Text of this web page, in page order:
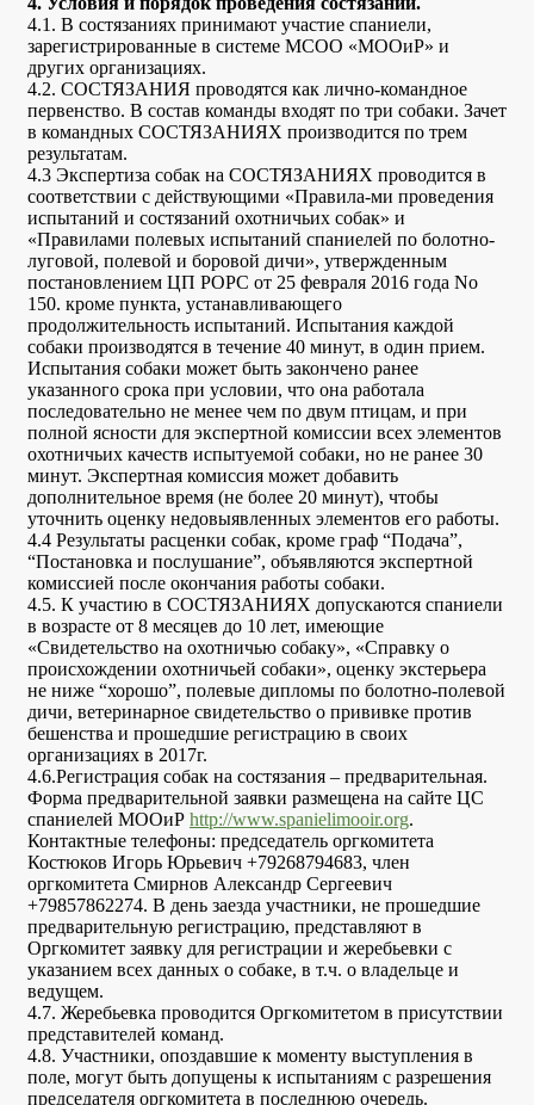
4.1. В состязаниях принимают участие спаниели,
зарегистрированные в системе МСОО «МООиР» и
других организациях.
4.2. СОСТЯЗАНИЯ проводятся как лично-командное
первенство. В состав команды входят по три собаки. Зачет
в командных СОСТЯЗАНИЯХ производится по трем
результатам.
4.3 Экспертиза собак на СОСТЯЗАНИЯХ проводится в
соответствии с действующими «Правила-ми проведения
испытаний и состязаний охотничьих собак» и
«Правилами полевых испытаний спаниелей по болотно-
луговой, полевой и боровой дичи», утвержденным
постановлением ЦП РОРС от 25 февраля 2016 года No
150. кроме пункта, устанавливающего
продолжительность испытаний. Испытания каждой
собаки производятся в течение 40 минут, в один прием.
Испытания собаки может быть закончено ранее
указанного срока при условии, что она работала
последовательно не менее чем по двум птицам, и при
полной ясности для экспертной комиссии всех элементов
охотничьих качеств испытуемой собаки, но не ранее 30
минут. Экспертная комиссия может добавить
дополнительное время (не более 20 минут), чтобы
уточнить оценку недовыявленных элементов его работы.
4.4 Результаты расценки собак, кроме граф “Подача”,
“Постановка и послушание”, объявляются экспертной
комиссией после окончания работы собаки.
4.5. К участию в СОСТЯЗАНИЯХ допускаются спаниели
в возрасте от 8 месяцев до 10 лет, имеющие
«Свидетельство на охотничью собаку», «Справку о
происхождении охотничьей собаки», оценку экстерьера
не ниже “хорошо”, полевые дипломы по болотно-полевой
дичи, ветеринарное свидетельство о прививке против
бешенства и прошедшие регистрацию в своих
организациях в 2017г.
4.6.Регистрация собак на состязания – предварительная.
Форма предварительной заявки размещена на сайте ЦС
спаниелей МООиР http://www.spanielimooir.org.
Контактные телефоны: председатель оргкомитета
Костюков Игорь Юрьевич +79268794683, член
оргкомитета Смирнов Александр Сергеевич
+79857862274. В день заезда участники, не прошедшие
предварительную регистрацию, представляют в
Оргкомитет заявку для регистрации и жеребьевки с
указанием всех данных о собаке, в т.ч. о владельце и
ведущем.
4.7. Жеребьевка проводится Оргкомитетом в присутствии
представителей команд.
4.8. Участники, опоздавшие к моменту выступления в
поле, могут быть допущены к испытаниям с разрешения
председателя оргкомитета в последнюю очередь.